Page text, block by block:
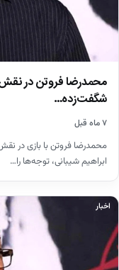
محمدرضا فروتن در نقش
شگفت‌زده…
۷ ماه قبل
محمدرضا فروتن با بازی در نقش
ابراهیم شیبانی، توجه‌ها را…
اخبار